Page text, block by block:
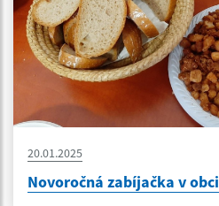
20.01.2025
Novoročná zabíjačka v obci